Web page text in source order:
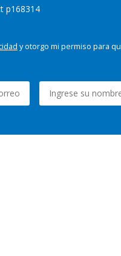
p168314
y otorgo mi permiso para